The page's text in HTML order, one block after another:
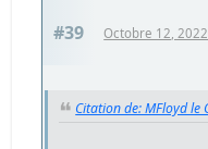
#39 Octobre 12,
Citation de: MFloyd